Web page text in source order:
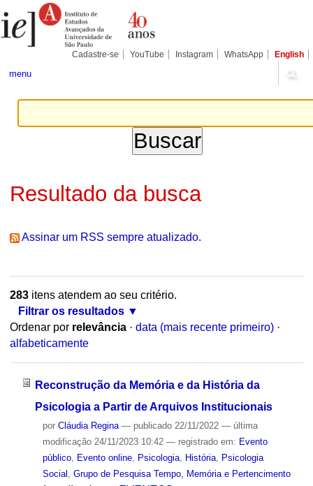
para
conteúdo.
Pessoais
Cadastre-se YouTube Instagram WhatsApp English
menu
Resultado da busca
Assinar um RSS sempre atualizado.
283itens atendem ao seu critério.
Filtrar os resultados
Ordenar por relevância · data (mais recente primeiro) ·
alfabeticamente
Reconstrução da Memória e da História da
Psicologia a Partir de Arquivos Institucionais
por Cláudia Regina — publicado22/11/2022 — última
modificação24/11/2023 10:42 — registrado em: Evento
público, Evento online, Psicologia, História,
Psicologia
Social
Grupo de Pesquisa Tempo, Memória e Pertencimento